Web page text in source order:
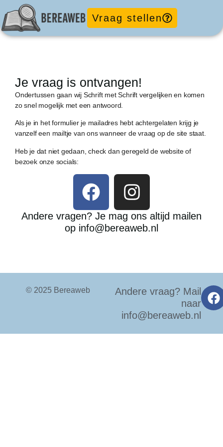
Vraag stellen
Je vraag is ontvangen!
Ondertussen gaan wij Schrift met Schrift vergelijken en komen
zo snel mogelijk met een antwoord.
Als je in het formulier je mailadres hebt achtergelaten krijg je
vanzelf een mailtje van ons wanneer de vraag op de site staat.
Heb je dat niet gedaan, check dan geregeld de website of
bezoek onze socials:
Andere vragen? Je mag ons altijd mailen
op info@bereaweb.nl
© 2025 Bereaweb
Andere vraag? Mail
naar
info@bereaweb.nl